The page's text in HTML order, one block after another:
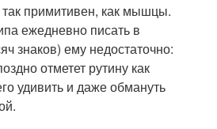
примитивен, как мышцы.
ежедневно писать в
знаков) ему недостаточно:
отметет рутину как
удивить и даже обмануть